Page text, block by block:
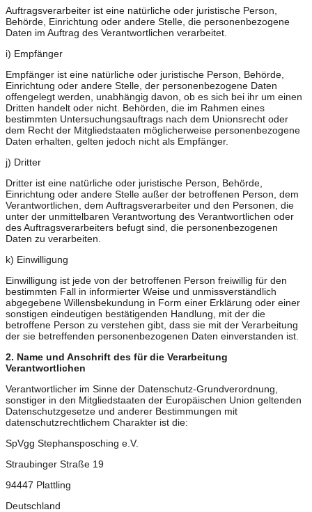
Auftragsverarbeiter ist eine natürliche oder juristische Person,
Behörde, Einrichtung oder andere Stelle, die personenbezogene
Daten im Auftrag des Verantwortlichen verarbeitet.
i) Empfänger
Empfänger ist eine natürliche oder juristische Person, Behörde,
Einrichtung oder andere Stelle, der personenbezogene Daten
offengelegt werden, unabhängig davon, ob es sich bei ihr um einen
Dritten handelt oder nicht. Behörden, die im Rahmen eines
bestimmten Untersuchungsauftrags nach dem Unionsrecht oder
dem Recht der Mitgliedstaaten möglicherweise personenbezogene
Daten erhalten, gelten jedoch nicht als Empfänger.
j) Dritter
Dritter ist eine natürliche oder juristische Person, Behörde,
Einrichtung oder andere Stelle außer der betroffenen Person, dem
Verantwortlichen, dem Auftragsverarbeiter und den Personen, die
unter der unmittelbaren Verantwortung des Verantwortlichen oder
des Auftragsverarbeiters befugt sind, die personenbezogenen
Daten zu verarbeiten.
k) Einwilligung
Einwilligung ist jede von der betroffenen Person freiwillig für den
bestimmten Fall in informierter Weise und unmissverständlich
abgegebene Willensbekundung in Form einer Erklärung oder einer
sonstigen eindeutigen bestätigenden Handlung, mit der die
betroffene Person zu verstehen gibt, dass sie mit der Verarbeitung
der sie betreffenden personenbezogenen Daten einverstanden ist.
2. Name und Anschrift des für die Verarbeitung
Verantwortlichen
Verantwortlicher im Sinne der Datenschutz-Grundverordnung,
sonstiger in den Mitgliedstaaten der Europäischen Union geltenden
Datenschutzgesetze und anderer Bestimmungen mit
datenschutzrechtlichem Charakter ist die:
SpVgg Stephansposching e.V.
Straubinger Straße 19
94447 Plattling
Deutschland